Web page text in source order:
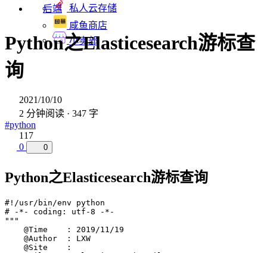
私人云存储
咸鱼商店
小卖部
后端
Python之Elasticesearch游标查
询
2021/10/10
2 分钟阅读 · 347 字
#python
117
0
0
Python之Elasticesearch游标查询
#!/usr/bin/env python
# -*- coding: utf-8 -*-
"""
    @Time    : 2019/11/19
    @Author  : LXW
    @Site    :